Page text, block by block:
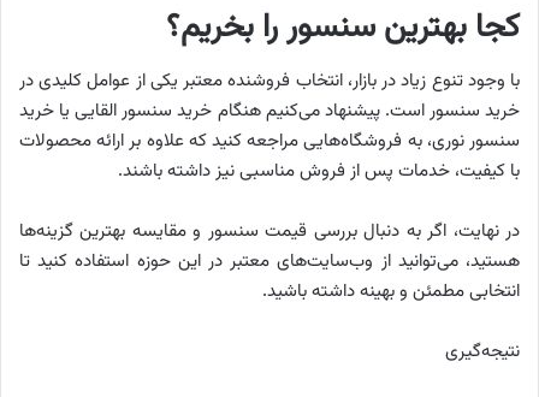
کجا بهترین سنسور را بخریم؟
با وجود تنوع زیاد در بازار، انتخاب فروشنده معتبر یکی از عوامل کلیدی در
خرید سنسور است. پیشنهاد می‌کنیم هنگام خرید سنسور القایی یا خرید
سنسور نوری، به فروشگاه‌هایی مراجعه کنید که علاوه بر ارائه محصولات
با کیفیت، خدمات پس از فروش مناسبی نیز داشته باشند.
در نهایت، اگر به دنبال بررسی قیمت سنسور و مقایسه بهترین گزینه‌ها
هستید، می‌توانید از وب‌سایت‌های معتبر در این حوزه استفاده کنید تا
انتخابی مطمئن و بهینه داشته باشید.
نتیجه‌گیری